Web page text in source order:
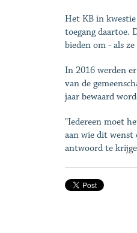
Het KB in kwestie
toegang daartoe.
bieden om - als
In 2016 werden
van de
jaar bewaard
"Iedereen moet
aan wie dit wenst
antwoord te